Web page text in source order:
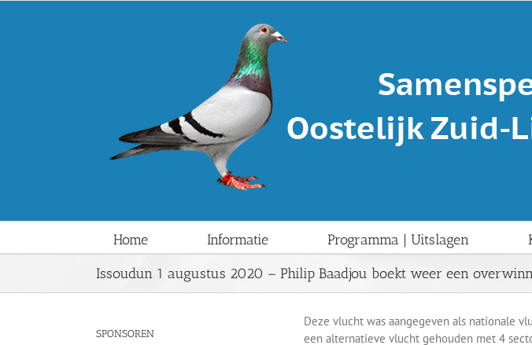
Home Informatie Programma | Uitslagen
Issoudun 1 augustus 2020 – Philip Baadjou boekt weer een
Deze vlucht was aangegeven als nationale
een alternatieve vlucht gehouden met 4
SPONSOREN